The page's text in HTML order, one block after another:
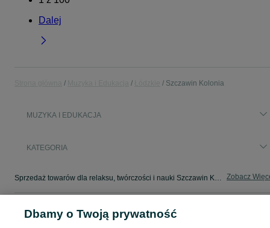
Dalej
Szczawin Kolonia
MUZYKA I EDUKACJA
KATEGORIA
Sprzedaż towarów dla relaksu, twórczości i nauki Szczawin Kolonia ▶️ Nowe i używane instrumenty, książki, filmy i inne ✌ Kupuj i sprzedawaj na OLX.pl! Zobacz
Mapa kategorii
Dbamy o Twoją prywatność